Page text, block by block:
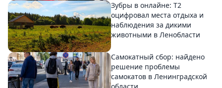
Зубры в онлайне: Т2
оцифровал места отдыха и
наблюдения за дикими
животными в Ленобласти
Самокатный сбор: найдено
решение проблемы
самокатов в Ленинградской
области